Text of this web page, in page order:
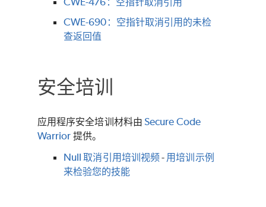
CWE-690：空指针取消引用的未检
查返回值
安全培训
应用程序安全培训材料由 Secure Code
Warrior 提供。
Null 取消引用培训视频- 用培训示例
来检验您的技能